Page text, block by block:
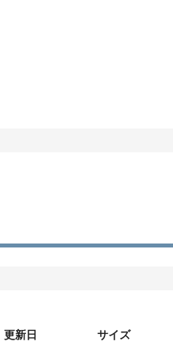
更新日 サイズ